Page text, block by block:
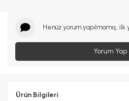
Henüz yorum yapılmamış, ilk
Yorum Yap
Ürün Bilgileri